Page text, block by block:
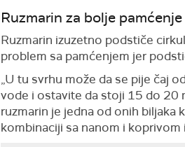
Ruzmarin za bolje pamćenje
Ruzmarin izuzetno podstiče
problem sa pamćenjem jer
„U tu svrhu može da se pije čaj
vode i ostavite da stoji 15 do 20
ruzmarin je jedna od onih biljaka
kombinaciji sa nanom i